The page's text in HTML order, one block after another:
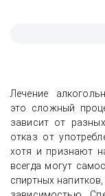
Лечение
это сложный
зависит от
отказ от
хотя и признают
всегда могут
спиртных